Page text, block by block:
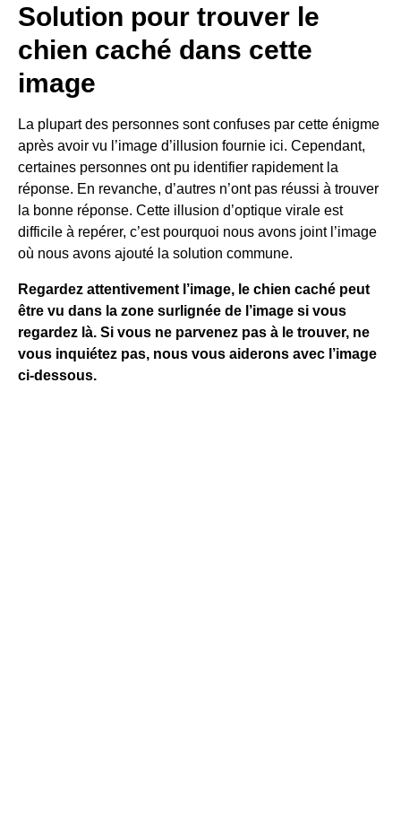
Solution pour trouver le
chien caché dans cette
image
La plupart des personnes sont confuses par cette énigme
après avoir vu l’image d’illusion fournie ici. Cependant,
certaines personnes ont pu identifier rapidement la
réponse. En revanche, d’autres n’ont pas réussi à trouver
la bonne réponse. Cette illusion d’optique virale est
difficile à repérer, c’est pourquoi nous avons joint l’image
où nous avons ajouté la solution commune.
Regardez attentivement l’image, le chien caché peut
être vu dans la zone surlignée de l’image si vous
regardez là. Si vous ne parvenez pas à le trouver, ne
vous inquiétez pas, nous vous aiderons avec l’image
ci-dessous.